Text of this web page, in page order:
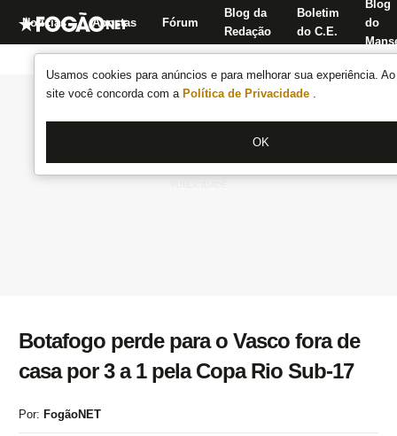
Usamos cookies para anúncios e para melhorar sua experiência.
site você concorda com a Política de Privacidade .
OK
Notícias Apostas Fórum
Blog da
Redação
Boletim
do C.E.
Blog
do
Botafogo perde para o Vasco fora de
casa por 3 a 1 pela Copa Rio Sub-17
Por: FogãoNET